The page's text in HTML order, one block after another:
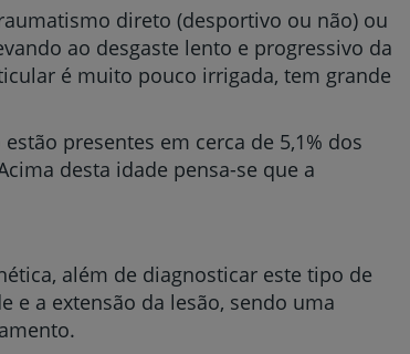
direto (desportivo ou não) ou
ao desgaste lento e progressivo da
é muito pouco irrigada, tem grande
presentes em cerca de 5,1% dos
desta idade pensa-se que a
além de diagnosticar este tipo de
e a extensão da lesão, sendo uma